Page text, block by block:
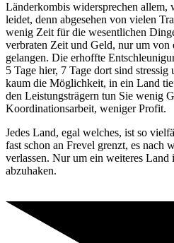
Länderkombis widersprechen allem,
leidet, denn abgesehen von vielen
wenig Zeit für die wesentlichen
verbraten Zeit und Geld, nur um von
gelangen. Die erhoffte
5 Tage hier, 7 Tage dort sind stressig
kaum die Möglichkeit, in ein Land
den Leistungsträgern tun Sie wenig
Koordinationsarbeit, weniger Profit.
Jedes Land, egal welches, ist so
fast schon an Frevel grenzt, es nach
verlassen. Nur um ein weiteres Land
abzuhaken.